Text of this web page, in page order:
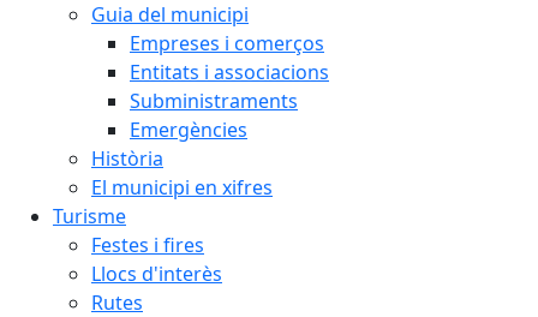
Guia del municipi
Empreses i comerços
Entitats i associacions
Subministraments
Emergències
Història
El municipi en xifres
Turisme
Festes i fires
Llocs d'interès
Rutes